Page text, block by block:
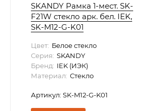
SKANDY Рамка 1-мест. SK-
F21W стекло арк. бел. IEK,
SK-M12-G-K01
Цвет: Белое стекло
Серия: SKANDY
Бренд: IEK (ИЭК)
Материал: Стекло
Артикул: SK-M12-G-K01